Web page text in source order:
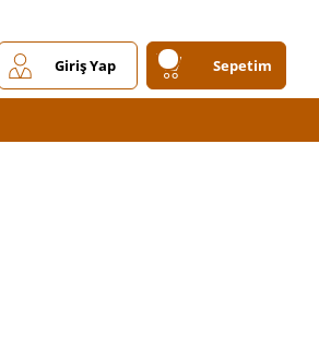
Giriş Yap Sepetim